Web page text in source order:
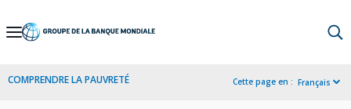
Skip
Navigation
COMPRENDRE LA PAUVRETÉ Cette page en : Français